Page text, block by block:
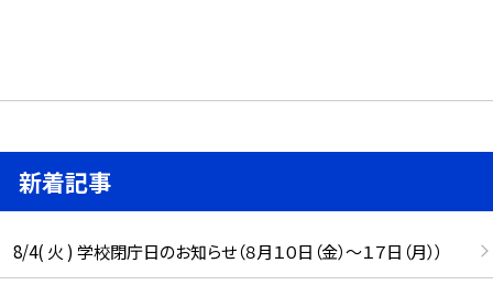
新着記事
8/4( 火 ) 学校閉庁日のお知らせ（８月１０日（金）～１７日（月））